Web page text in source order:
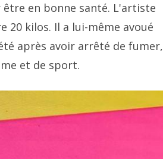
en bonne santé. L'artiste
kilos. Il a lui-même avoué
après avoir arrêté de fumer,
et de sport.